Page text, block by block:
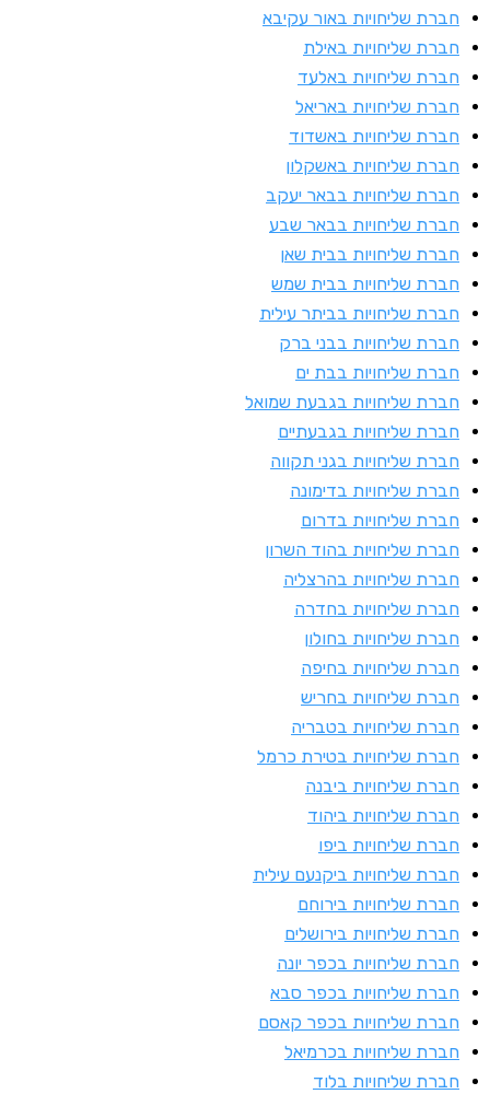
שליחויות באור עקיבא
שליחויות באילת
שליחויות באלעד
שליחויות באריאל
שליחויות באשדוד
שליחויות באשקלון
שליחויות בבאר יעקב
שליחויות בבאר שבע
שליחויות בבית שאן
שליחויות בבית שמש
שליחויות בביתר עילית
שליחויות בבני ברק
שליחויות בבת ים
שליחויות בגבעת שמואל
שליחויות בגבעתיים
שליחויות בגני תקווה
שליחויות בדימונה
שליחויות בדרום
שליחויות בהוד השרון
שליחויות בהרצליה
שליחויות בחדרה
שליחויות בחולון
שליחויות בחיפה
שליחויות בחריש
שליחויות בטבריה
שליחויות בטירת כרמל
שליחויות ביבנה
שליחויות ביהוד
שליחויות ביפו
שליחויות ביקנעם עילית
שליחויות בירוחם
שליחויות בירושלים
שליחויות בכפר יונה
שליחויות בכפר סבא
שליחויות בכפר קאסם
שליחויות בכרמיאל
שליחויות בלוד